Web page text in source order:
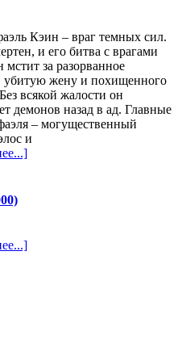
Кэин – враг темных сил.
и его битва с врагами
мстит за разорванное
убитую жену и похищенного
всякой жалости он
демонов назад в ад. Главные
– могущественный
и